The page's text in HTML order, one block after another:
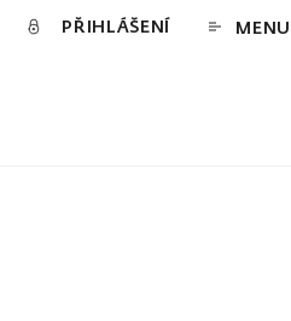
PŘIHLÁŠENÍ MENU